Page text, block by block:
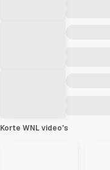
Korte WNL video's